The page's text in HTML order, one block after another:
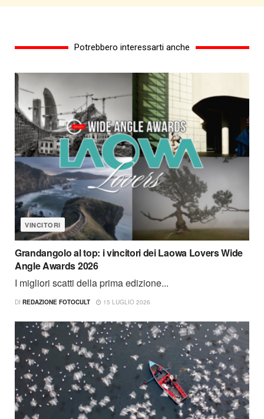
Potrebbero interessarti anche
VINCITORI
Grandangolo al top: i vincitori dei Laowa Lovers Wide
Angle Awards 2026
I migliori scatti della prima edizione...
DI REDAZIONE FOTOCULT 15 LUGLIO 2026